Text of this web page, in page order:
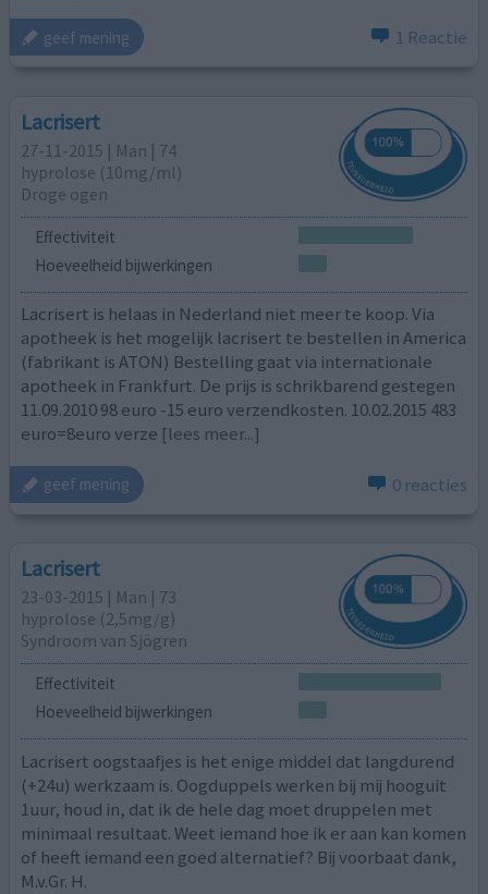
geef mening 1 Reactie
Lacrisert
27-11-2015 | Man | 74
hyprolose (10mg/ml)
Droge ogen
Effectiviteit
Hoeveelheid bijwerkingen
Lacrisert is helaas in Nederland niet meer te koop. Via
apotheek is het mogelijk lacrisert te bestellen in America
(fabrikant is ATON) Bestelling gaat via internationale
apotheek in Frankfurt. De prijs is schrikbarend gestegen
11.09.2010 98 euro -15 euro verzendkosten. 10.02.2015 483
euro=8euro verze [lees meer...]
geef mening 0 reacties
Lacrisert
23-03-2015 | Man | 73
hyprolose (2,5mg/g)
Syndroom van Sjögren
Effectiviteit
Hoeveelheid bijwerkingen
Lacrisert oogstaafjes is het enige middel dat langdurend
(+24u) werkzaam is. Oogduppels werken bij mij hooguit
1uur, houd in, dat ik de hele dag moet druppelen met
minimaal resultaat. Weet iemand hoe ik er aan kan komen
of heeft iemand een goed alternatief? Bij voorbaat dank,
M.v.Gr. H.